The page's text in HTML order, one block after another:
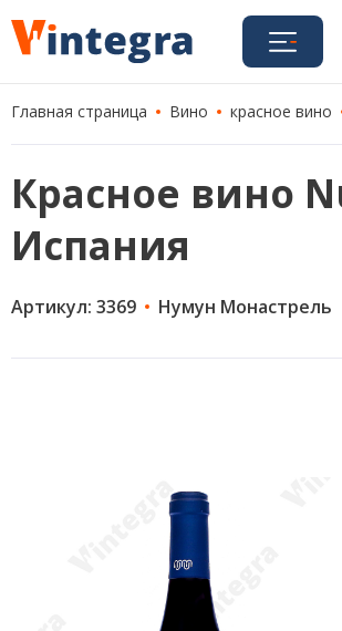
Главная страница Вино красное вино
Красное вино
Испания
Артикул: 3369 Нумун Монастрель